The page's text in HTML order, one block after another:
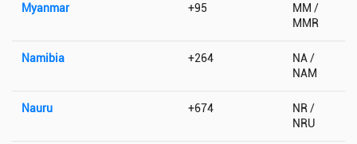
Myanmar +95
MM /
MMR
Namibia +264
NA /
NAM
Nauru +674
NR /
NRU